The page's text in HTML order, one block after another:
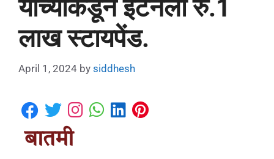
यांच्याकडून इंटर्नला रु.1
लाख स्टायपेंड.
April 1, 2024 by siddhesh
बातमी